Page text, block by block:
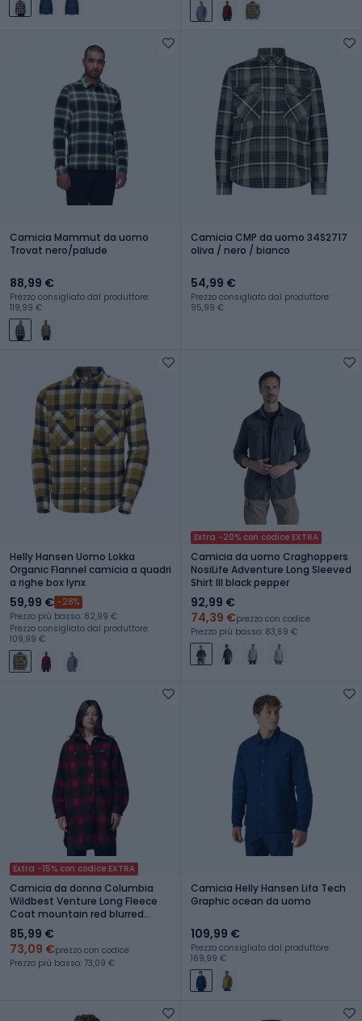
Camicia Mammut da uomo
Trovat nero/palude
88,99 €
Prezzo consigliato dal produttore:
119,99 €
Camicia CMP da uomo 34S2717
oliva / nero / bianco
54,99 €
Prezzo consigliato dal produttore:
95,99 €
Helly Hansen Uomo Lokka
Organic Flannel camicia a quadri
a righe box lynx
59,99 € -28%
Prezzo più basso: 82,99 €
Prezzo consigliato dal produttore:
109,99 €
Extra -20% con codice EXTRA
Camicia da uomo Craghoppers
NosiLife Adventure Long Sleeved
Shirt III black pepper
92,99 €
74,39 €prezzo con codice
Prezzo più basso: 83,69 €
Extra -15% con codice EXTRA
Camicia da donna Columbia
Wildbest Venture Long Fleece
Coat mountain red blurred
ombre
85,99 €
73,09 €prezzo con codice
Prezzo più basso: 73,09 €
Camicia Helly Hansen Lifa Tech
Graphic ocean da uomo
109,99 €
Prezzo consigliato dal produttore:
169,99 €